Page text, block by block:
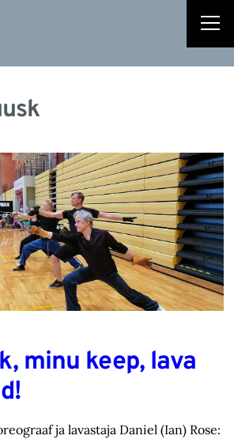
minu keep, lava
ja lavastaja Daniel (Ian) Rose: